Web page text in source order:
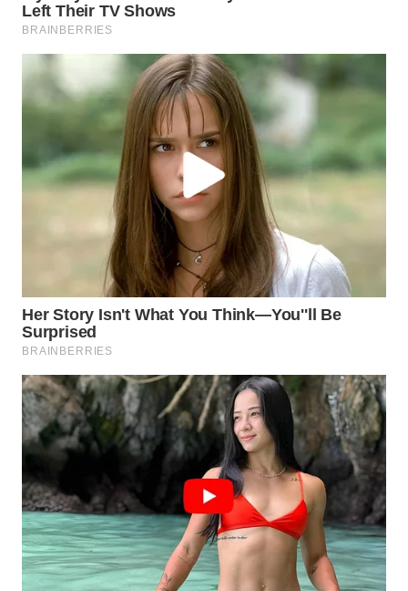
WN
BINJAI
CIREBON
INDRAMAYU
MAJALENGKA
WN
SUBANG
WN
SUKABUMI
PURWAKARTA
WN
PRIANGAN
TIMUR